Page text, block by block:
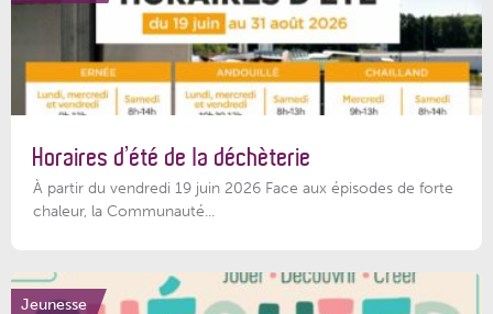
Horaires d’été de la déchèterie
À partir du vendredi 19 juin 2026 Face aux épisodes de forte
chaleur, la Communauté...
Jeunesse